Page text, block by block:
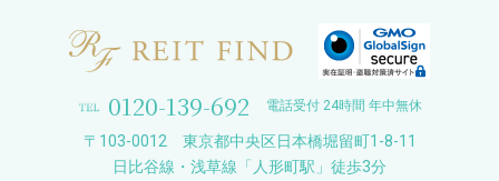
0120-139-692 電話受付 24時間 年中無休
〒103-0012 東京都中央区日本橋堀留町1-8-11
日比谷線・浅草線「人形町駅」徒歩3分